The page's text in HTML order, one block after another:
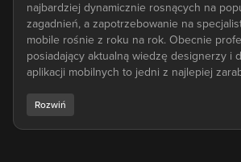
najbardziej dynamicznie rosnących na
zagadnień, a zapotrzebowanie na
mobile rośnie z roku na rok. Obecnie
posiadający aktualną wiedzę designerzy i
aplikacji mobilnych to jedni z najlepiej
to od jakiegoś czasu już nie tylko gadżety,
elementy codziennego życia oraz